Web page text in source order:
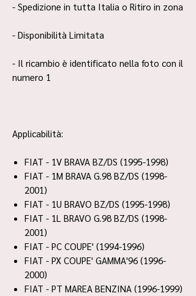
- Spedizione in tutta Italia o Ritiro in zona
- Disponibilità Limitata
- Il ricambio è identificato nella foto con il
numero 1
Applicabilità:
FIAT - 1V BRAVA BZ/DS (1995-1998)
FIAT - 1M BRAVA G.98 BZ/DS (1998-
2001)
FIAT - 1U BRAVO BZ/DS (1995-1998)
FIAT - 1L BRAVO G.98 BZ/DS (1998-
2001)
FIAT - PC COUPE' (1994-1996)
FIAT - PX COUPE' GAMMA'96 (1996-
2000)
FIAT - PT MAREA BENZINA (1996-1999)